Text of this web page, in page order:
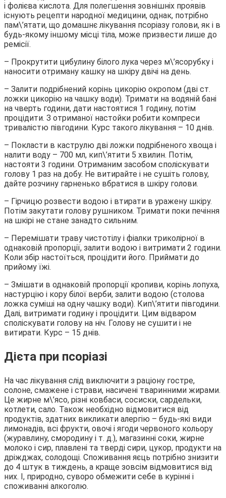
і фолієва кислота. Для полегшення зовнішніх проявів
існують рецепти народної медицини, однак, потрібно
пам\’ятати, що домашнє лікування псоріазу голови, як і в
будь-якому іншому місці тіла, може призвести лише до
ремісії.
– Прокрутити цибулину білого лука через м\’ясорубку і
наносити отриману кашку на шкіру двічі на день.
– Залити подрібнений корінь цикорію окропом (дві ст.
ложки цикорію на чашку води). Тримати на водяній бані
на чверть години, дати настоятися 1 годину, потім
процідити. З отриманої настойки робити компреси
тривалістю півгодини. Курс такого лікування – 10 днів.
– Покласти в каструлю дві ложки подрібненого хвоща і
налити воду – 700 мл, кип\’ятити 5 хвилин. Потім,
настояти 3 години. Отриманим засобом споліскувати
голову 1 раз на добу. Не витирайте і не сушіть голову,
дайте розчину гарненько вбратися в шкіру голови.
– Гірчицю розвести водою і втирати в уражену шкіру.
Потім закутати голову рушником. Тримати поки печіння
на шкірі не стане занадто сильним.
– Перемішати траву чистотілу і фіалки триколірної в
однаковій пропорції, залити водою і витримати 2 години.
Коли збір настоїться, процідити його. Приймати до
прийому їжі.
– Змішати в однаковій пропорції кропиви, корінь лопуха,
настурцію і кору білої верби, залити водою (столова
ложка суміші на одну чашку води). Кип\’ятити півгодини.
Далі, витримати годину і процідити. Цим відваром
споліскувати голову на ніч. Голову не сушити і не
витирати. Курс – 15 днів.
Дієта при псоріазі
На час лікування слід виключити з раціону гостре,
солоне, смажене і страви, насичені тваринними жирами.
Це жирне м\’ясо, різні ковбаси, сосиски, сардельки,
котлети, сало. Також необхідно відмовитися від
продуктів, здатних викликати алергію – будь-які види
лимонадів, всі фрукти, овочі і ягоди червоного кольору
(журавлину, смородину і т. д.), магазинні соки, жирне
молоко і сир, плавлені та тверді сири, цукор, продукти на
дріжджах, солодощі. Споживання яєць потрібно знизити
до 4 штук в тиждень, а краще зовсім відмовитися від
них. І, природно, суворо обмежити себе в курінні і
споживанні алкоголю.